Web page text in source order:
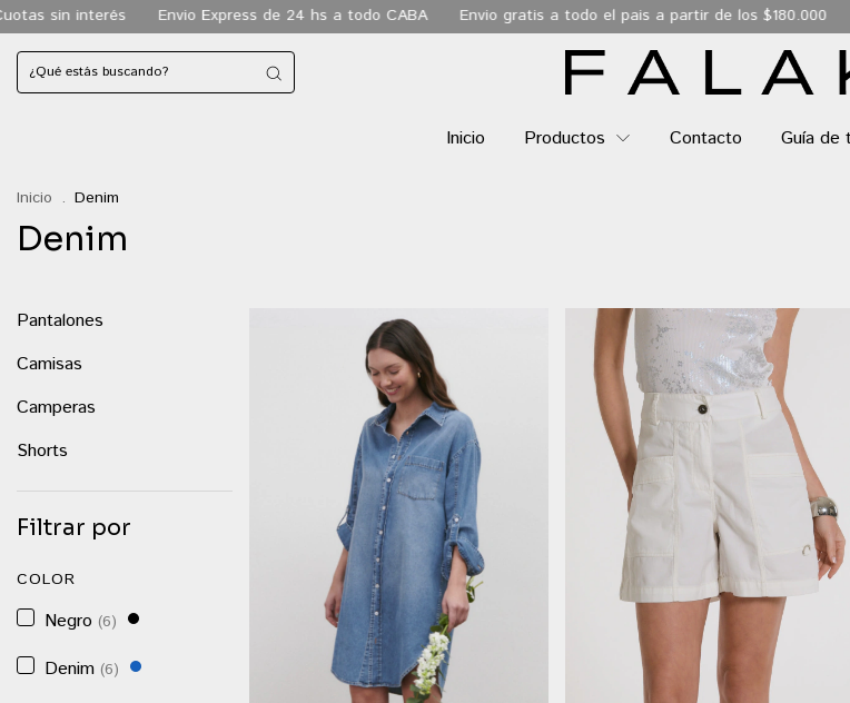
de 24 hs a todo CABA Envio gratis a todo el pais a partir de los $180.000 6 Cuotas sin interés Envio
Inicio Productos Contacto Guía de
Inicio . Denim
Denim
Pantalones
Camisas
Camperas
Shorts
Filtrar por
COLOR
Negro (6)
Denim (6)